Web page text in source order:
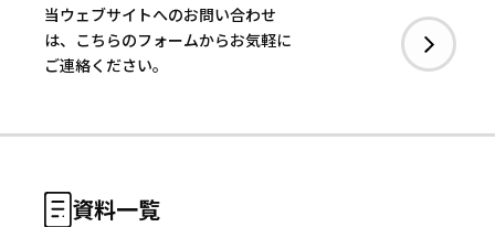
当ウェブサイトへのお問い合わせ
は、こちらのフォームからお気軽に
ご連絡ください。
資料一覧